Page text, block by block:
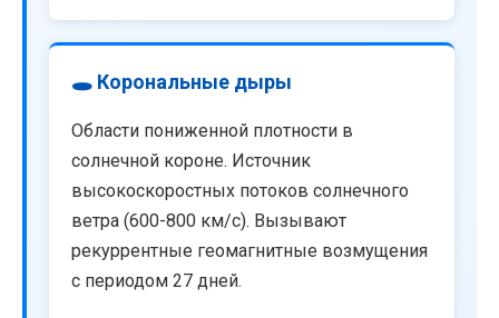
🕳️ Корональные дыры
Области пониженной плотности в
солнечной короне. Источник
высокоскоростных потоков солнечного
ветра (600-800 км/с). Вызывают
рекуррентные геомагнитные возмущения
с периодом 27 дней.